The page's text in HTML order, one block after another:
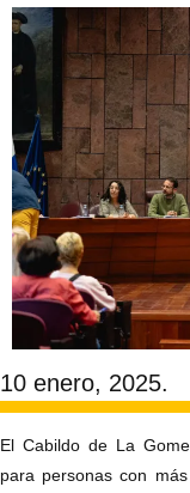
10 enero, 2025.
El Cabildo de La
para personas con